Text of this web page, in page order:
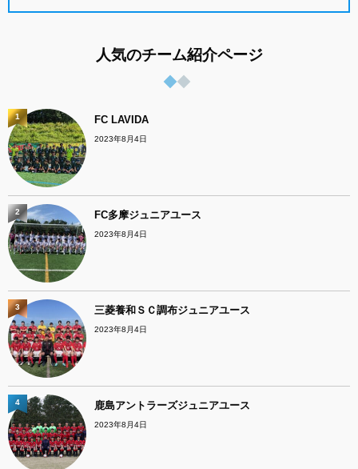
人気のチーム紹介ページ
FC LAVIDA
2023年8月4日
1
FC多摩ジュニアユース
2023年8月4日
2
三菱養和ＳＣ調布ジュニアユース
2023年8月4日
3
鹿島アントラーズジュニアユース
2023年8月4日
4